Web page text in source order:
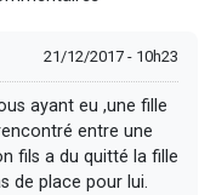
21/12/2017 - 10h23
ayant eu ,une fille
entre une
fils a du quitté la fille
de place pour lui.